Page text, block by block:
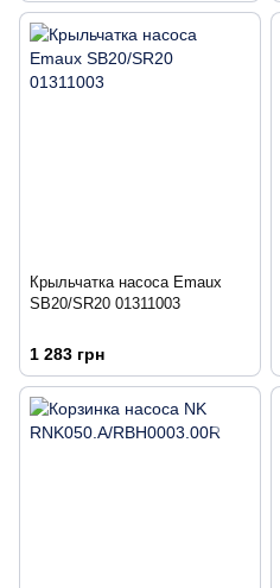
Крыльчатка насоса Emaux
SB20/SR20 01311003
1 283 грн